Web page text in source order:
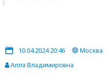
10.04.2024 20:46
Москва
Алла Владимировна